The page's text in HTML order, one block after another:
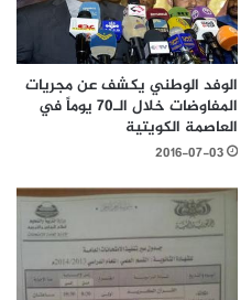
الوفد الوطني يكشف عن مجريات
المفاوضات خلال الـ70 يوماً في
العاصمة الكويتية
2016-07-03